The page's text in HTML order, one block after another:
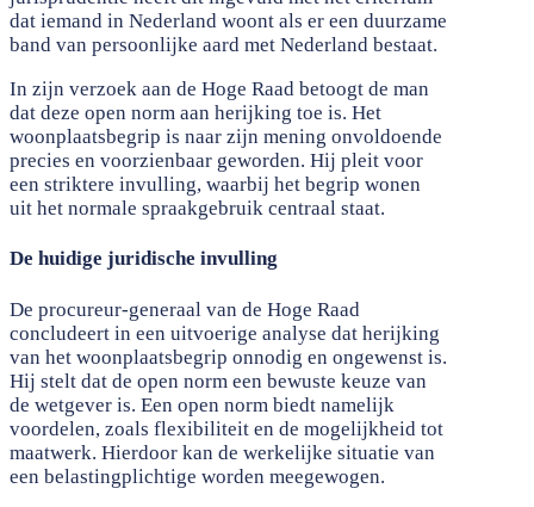
dat iemand in Nederland woont als er een duurzame
band van persoonlijke aard met Nederland bestaat.
In zijn verzoek aan de Hoge Raad betoogt de man
dat deze open norm aan herijking toe is. Het
woonplaatsbegrip is naar zijn mening onvoldoende
precies en voorzienbaar geworden. Hij pleit voor
een striktere invulling, waarbij het begrip wonen
uit het normale spraakgebruik centraal staat.
De huidige juridische invulling
De procureur-generaal van de Hoge Raad
concludeert in een uitvoerige analyse dat herijking
van het woonplaatsbegrip onnodig en ongewenst is.
Hij stelt dat de open norm een bewuste keuze van
de wetgever is. Een open norm biedt namelijk
voordelen, zoals flexibiliteit en de mogelijkheid tot
maatwerk. Hierdoor kan de werkelijke situatie van
een belastingplichtige worden meegewogen.